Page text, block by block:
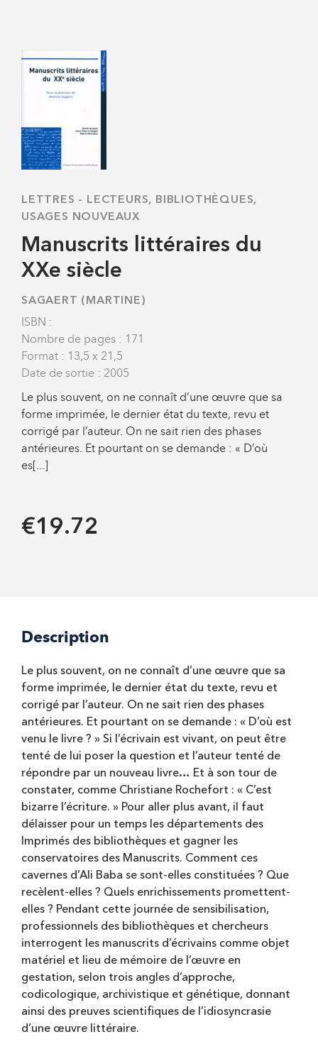
LETTRES -
LECTEURS, BIBLIOTHÈQUES,
USAGES NOUVEAUX
Manuscrits littéraires du
XXe siècle
SAGAERT (MARTINE)
ISBN :
Nombre de pages : 171
Format : 13,5 x 21,5
Date de sortie : 2005
Le plus souvent, on ne connaît d’une œuvre que sa
forme imprimée, le dernier état du texte, revu et
corrigé par l’auteur. On ne sait rien des phases
antérieures. Et pourtant on se demande : « D’où
es[...]
€19.72
Description
Le plus souvent, on ne connaît d’une œuvre que sa
forme imprimée, le dernier état du texte, revu et
corrigé par l’auteur. On ne sait rien des phases
antérieures. Et pourtant on se demande : « D’où est
venu le livre ? » Si l’écrivain est vivant, on peut être
tenté de lui poser la question et l’auteur tenté de
répondre par un nouveau livre… Et à son tour de
constater, comme Christiane Rochefort : « C’est
bizarre l’écriture. » Pour aller plus avant, il faut
délaisser pour un temps les départements des
Imprimés des bibliothèques et gagner les
conservatoires des Manuscrits. Comment ces
cavernes d’Ali Baba se sont-elles constituées ? Que
recèlent-elles ? Quels enrichissements promettent-
elles ? Pendant cette journée de sensibilisation,
professionnels des bibliothèques et chercheurs
interrogent les manuscrits d’écrivains comme objet
matériel et lieu de mémoire de l’œuvre en
gestation, selon trois angles d’approche,
codicologique, archivistique et génétique, donnant
ainsi des preuves scientifiques de l’idiosyncrasie
d’une œuvre littéraire.